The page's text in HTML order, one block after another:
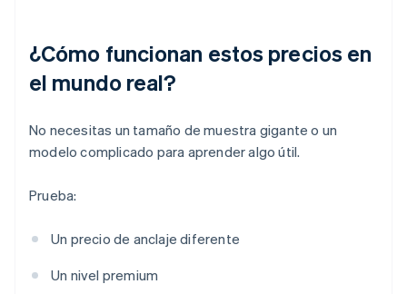
¿Cómo funcionan estos precios en
el mundo real?
No necesitas un tamaño de muestra gigante o un
modelo complicado para aprender algo útil.
Prueba:
Un precio de anclaje diferente
Un nivel premium